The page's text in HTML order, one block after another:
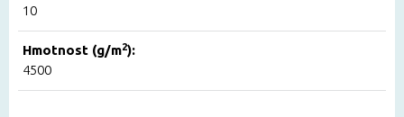
10
Hmotnost (g/m2):
4500